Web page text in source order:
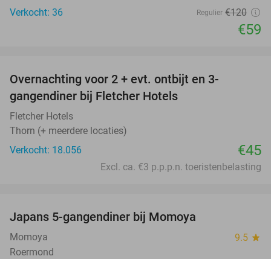
Verkocht: 36
Regulier €120
€59
Overnachting voor 2 + evt. ontbijt en 3-
gangendiner bij Fletcher Hotels
Fletcher Hotels
Thorn (+ meerdere locaties)
Verkocht: 18.056
€45
Excl. ca. €3 p.p.p.n. toeristenbelasting
Japans 5-gangendiner bij Momoya
Momoya 9.5 star
Roermond